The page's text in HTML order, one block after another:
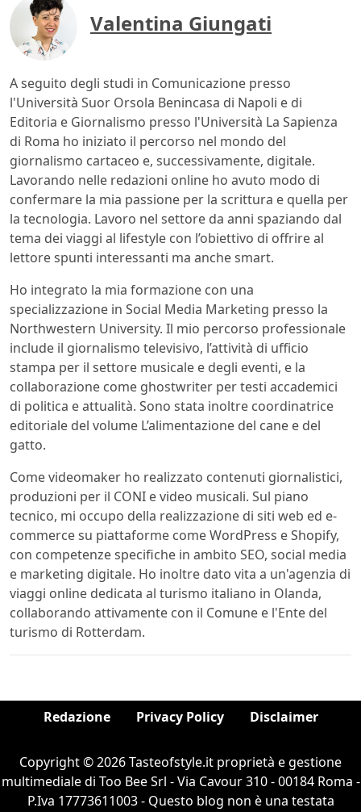
Valentina Giungati
A seguito degli studi in Comunicazione presso
l'Università Suor Orsola Benincasa di Napoli e di
Editoria e Giornalismo presso l'Università La Sapienza
di Roma ho iniziato il percorso nel mondo del
giornalismo cartaceo e, successivamente, digitale.
Lavorando nelle redazioni online ho avuto modo di
confermare la mia passione per la scrittura e quella per
la tecnologia. Lavoro nel settore da anni spaziando dal
tema dei viaggi al lifestyle con l’obiettivo di offrire al
lettore spunti interessanti ma anche smart.
Ho integrato la mia formazione con una
specializzazione in Social Media Marketing presso la
Northwestern University. Il mio percorso professionale
include il giornalismo televisivo, l’attività di ufficio
stampa per il settore musicale e degli eventi, e la
collaborazione come ghostwriter per testi accademici
di politica e attualità. Sono stata inoltre coordinatrice
editoriale del volume L’alimentazione del cane e del
gatto.
Come videomaker ho realizzato contenuti giornalistici,
produzioni per il CONI e video musicali. Sul piano
tecnico, mi occupo della realizzazione di siti web ed e-
commerce su piattaforme come WordPress e Shopify,
con competenze specifiche in ambito SEO, social media
e marketing digitale. Ho inoltre dato vita a un'agenzia di
viaggi online dedicata al turismo italiano in Olanda,
collaborando attivamente con il Comune e l'Ente del
turismo di Rotterdam.
Redazione Privacy Policy Disclaimer
Copyright © 2026 Tasteofstyle.it proprietà e gestione
multimediale di Too Bee Srl - Via Cavour 310 - 00184 Roma -
P.Iva 17773611003 - Questo blog non è una testata